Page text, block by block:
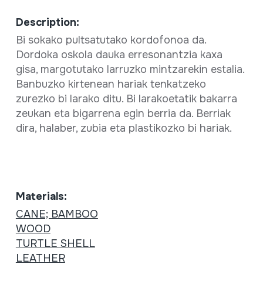
Description:
Bi sokako pultsatutako kordofonoa da.
Dordoka oskola dauka erresonantzia kaxa
gisa, margotutako larruzko mintzarekin estalia.
Banbuzko kirtenean hariak tenkatzeko
zurezko bi larako ditu. Bi larakoetatik bakarra
zeukan eta bigarrena egin berria da. Berriak
dira, halaber, zubia eta plastikozko bi hariak.
Materials:
CANE; BAMBOO
WOOD
TURTLE SHELL
LEATHER